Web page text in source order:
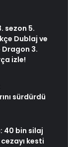
sezon 5.
Dublaj ve
Dragon 3.
izle!
sürdürdü
40 bin silaj
kesti